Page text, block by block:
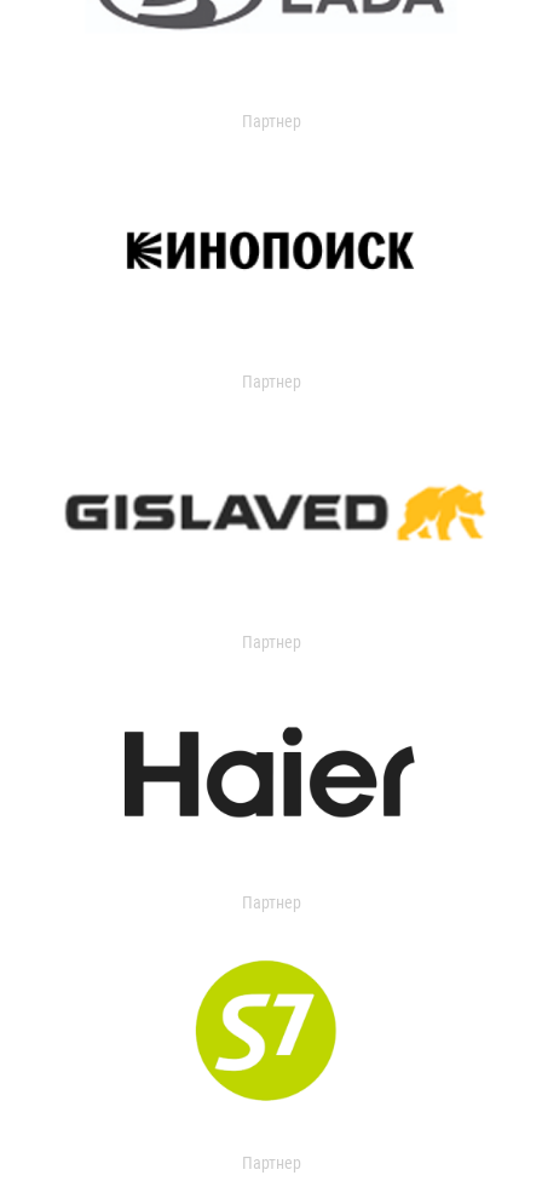
Партнер
Партнер
Партнер
Партнер
Партнер